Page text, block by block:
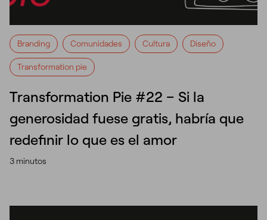
Branding Comunidades Cultura Diseño
Transformation pie
Transformation Pie #22 – Si la
generosidad fuese gratis, habría que
redefinir lo que es el amor
3 minutos